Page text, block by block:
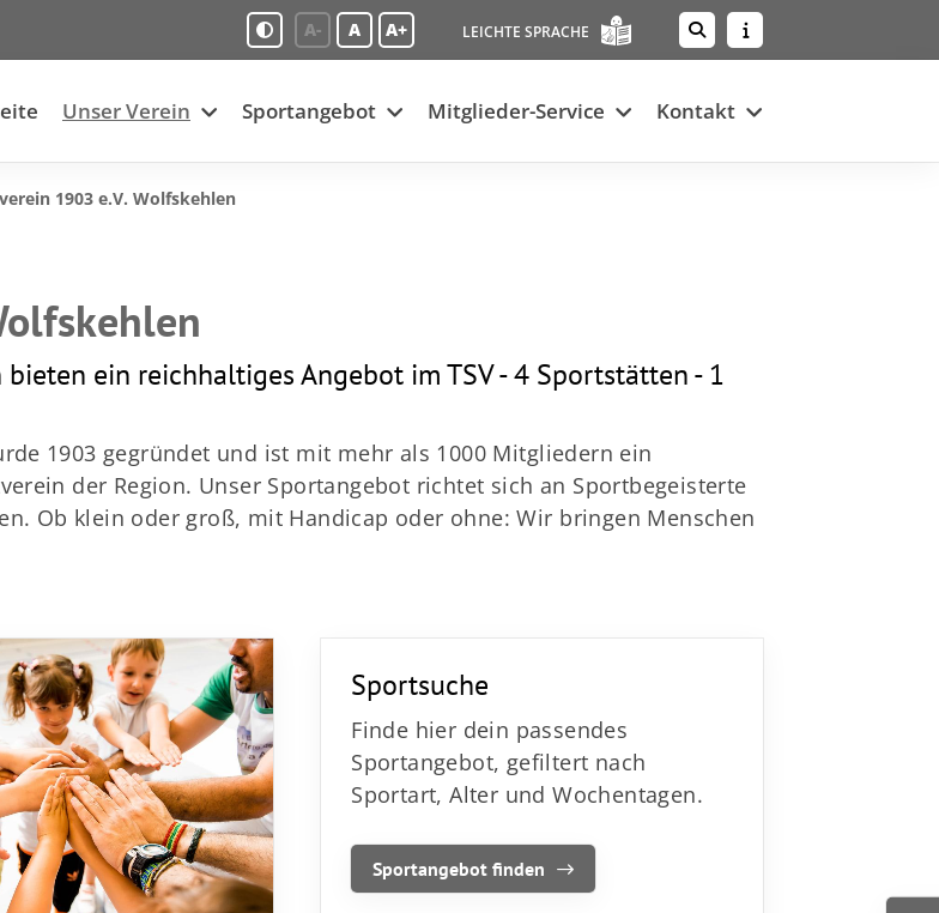
A- A A+ LEICHTE SPRACHE
Unser Verein Sportangebot Mitglieder-Service Kontakt
1903 e.V. Wolfskehlen
ein reichhaltiges Angebot im TSV - 4 Sportstätten - 1
1903 gegründet und ist mit mehr als 1000 Mitgliedern ein
der Region. Unser Sportangebot richtet sich an Sportbegeisterte
Ob klein oder groß, mit Handicap oder ohne: Wir bringen Menschen
Sportsuche
Finde hier dein passendes
Sportangebot, gefiltert nach
Sportart, Alter und Wochentagen.
Sportangebot finden
zur Mitgliedschaft
& Antworten
Gernsheimer Str. 1
64560 Riedstadt
info@tsv03wolfskehlen.de